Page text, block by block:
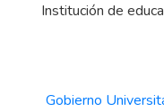
Institución de
Gobierno